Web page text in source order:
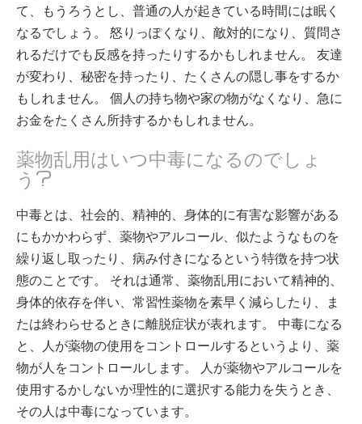
て、もうろうとし、普通の人が起きている時間には眠く
なるでしょう。 怒りっぽくなり、敵対的になり、質問さ
れるだけでも反感を持ったりするかもしれません。 友達
が変わり、秘密を持ったり、たくさんの隠し事をするか
もしれません。 個人の持ち物や家の物がなくなり、急に
お金をたくさん所持するかもしれません。
薬物乱用はいつ中毒になるのでしょ
う?
中毒とは、社会的、精神的、身体的に有害な影響がある
にもかかわらず、薬物やアルコール、似たようなものを
繰り返し取ったり、病み付きになるという特徴を持つ状
態のことです。 それは通常、薬物乱用において精神的、
身体的依存を伴い、常習性薬物を素早く減らしたり、ま
たは終わらせるときに離脱症状が表れます。 中毒になる
と、人が薬物の使用をコントロールするというより、薬
物が人をコントロールします。 人が薬物やアルコールを
使用するかしないか理性的に選択する能力を失うとき、
その人は中毒になっています。